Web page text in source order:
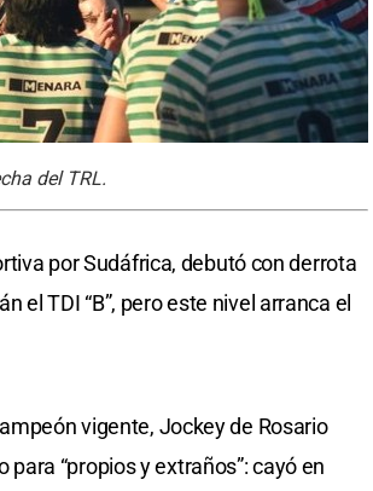
del TRL.
por Sudáfrica, debutó con derrota
el TDI “B”, pero este nivel arranca el
vigente, Jockey de Rosario
“propios y extraños”: cayó en